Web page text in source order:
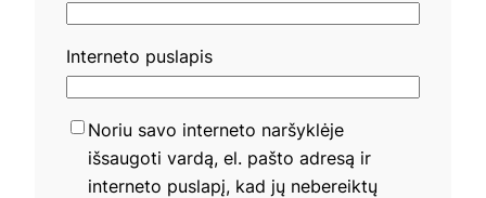
Interneto puslapis
Noriu savo interneto naršyklėje
išsaugoti vardą, el. pašto adresą ir
interneto puslapį, kad jų nebereiktų